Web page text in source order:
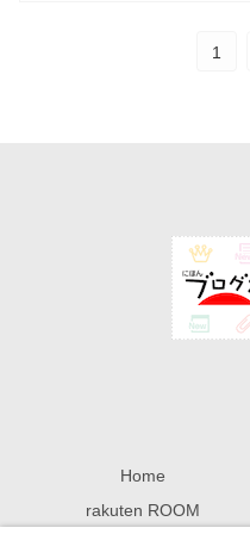
1
Home
rakuten ROOM